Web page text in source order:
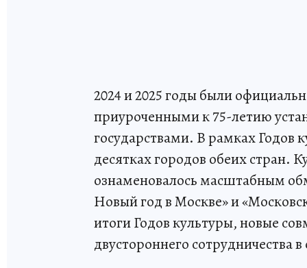
2024 и 2025 годы были
приуроченными к 75-летию
государствами. В рамках
десятках городов обеих стран.
ознаменовалось масштабным
Новый год в Москве» и
итоги Годов культуры, новые
двустороннего сотрудничества